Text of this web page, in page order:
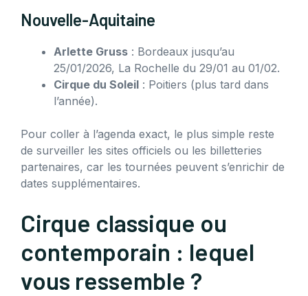
Nouvelle-Aquitaine
Arlette Gruss : Bordeaux jusqu’au
25/01/2026, La Rochelle du 29/01 au 01/02.
Cirque du Soleil : Poitiers (plus tard dans
l’année).
Pour coller à l’agenda exact, le plus simple reste
de surveiller les sites officiels ou les billetteries
partenaires, car les tournées peuvent s’enrichir de
dates supplémentaires.
Cirque classique ou
contemporain : lequel
vous ressemble ?